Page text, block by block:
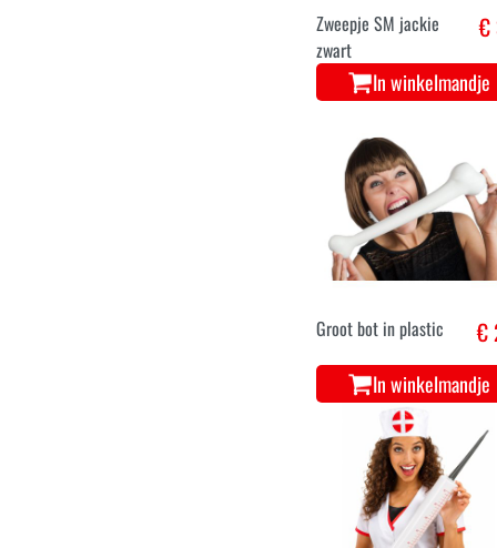
Zweepje SM jackie
zwart
€
In winkelmandje
Groot bot in plastic €
In winkelmandje